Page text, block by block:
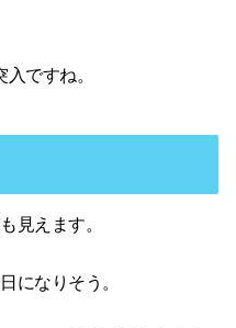
ですね。
見えます。
になりそう。